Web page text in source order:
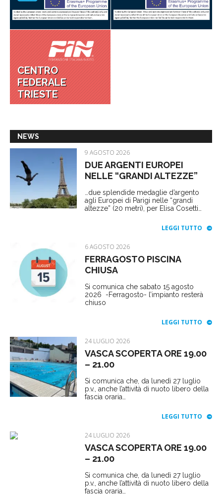
CENTRO
FEDERALE
TRIESTE
NEWS
9 AGOSTO 2026
DUE ARGENTI EUROPEI
NELLE “GRANDI ALTEZZE”
…due splendide medaglie d’argento
agli Europei di Parigi nelle “grandi
altezze” (20 metri), per Elisa Cosetti…
LEGGI TUTTO
6 AGOSTO 2026
FERRAGOSTO PISCINA
CHIUSA
Si comunica che sabato 15 agosto
2026 -Ferragosto- l’impianto resterà
chiuso
LEGGI TUTTO
24 LUGLIO 2026
VASCA SCOPERTA ORE 19.00
– 21.00
Si comunica che, da lunedì 27 luglio
p.v., anche l’attività di nuoto libero della
fascia oraria…
LEGGI TUTTO
24 LUGLIO 2026
VASCA SCOPERTA ORE 19.00
– 21.00
Si comunica che, da lunedì 27 luglio
p.v., anche l’attività di nuoto libero della
fascia oraria…